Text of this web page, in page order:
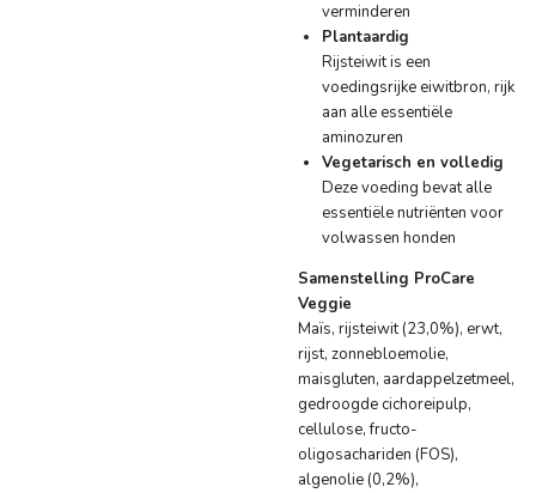
verminderen
Plantaardig
Rijsteiwit is een
voedingsrijke eiwitbron, rijk
aan alle essentiële
aminozuren
Vegetarisch en volledig
Deze voeding bevat alle
essentiële nutriënten voor
volwassen honden
Samenstelling ProCare
Veggie
Maïs, rijsteiwit (23,0%), erwt,
rijst, zonnebloemolie,
maisgluten, aardappelzetmeel,
gedroogde cichoreipulp,
cellulose, fructo-
oligosachariden (FOS),
algenolie (0,2%),